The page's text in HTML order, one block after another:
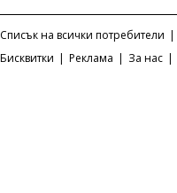
Списък на всички потребители |
Бисквитки | Реклама | За нас |